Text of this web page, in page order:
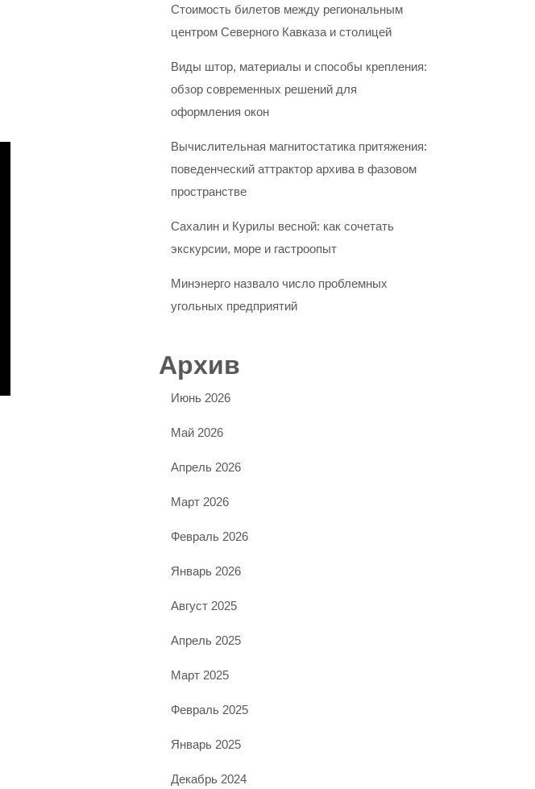
Стоимость билетов между региональным
центром Северного Кавказа и столицей
Виды штор, материалы и способы крепления:
обзор современных решений для
оформления окон
Вычислительная магнитостатика притяжения:
поведенческий аттрактор архива в фазовом
пространстве
Сахалин и Курилы весной: как сочетать
экскурсии, море и гастроопыт
Минэнерго назвало число проблемных
угольных предприятий
Архив
Июнь 2026
Май 2026
Апрель 2026
Март 2026
Февраль 2026
Январь 2026
Август 2025
Апрель 2025
Март 2025
Февраль 2025
Январь 2025
Декабрь 2024